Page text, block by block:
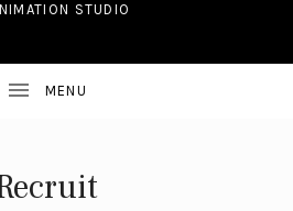
STUDIO